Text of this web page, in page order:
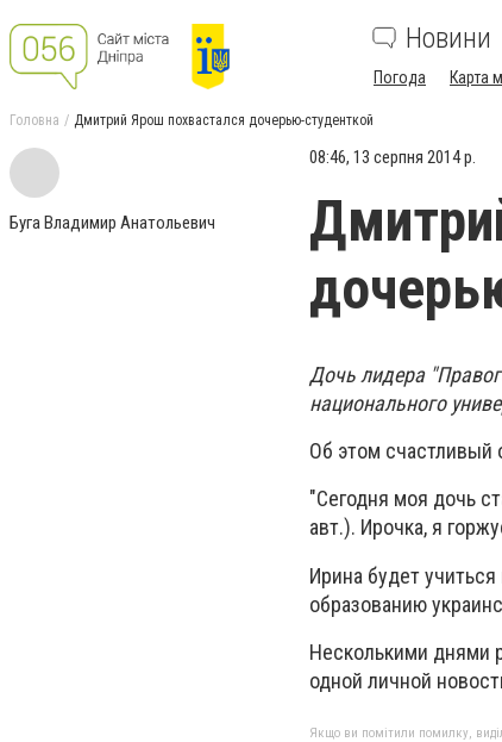
Новини
Погода Карта
Головна Дмитрий Ярош похвастался дочерью-студенткой
Буга Владимир Анатольевич
08:46, 13 серпня 2014 р.
Дочь лидера
национального
Об этом счастливый
"Сегодня моя дочь
авт.). Ирочка, я
Ирина будет
образованию
Несколькими днями
одной личной
Якщо ви помітили помилку,